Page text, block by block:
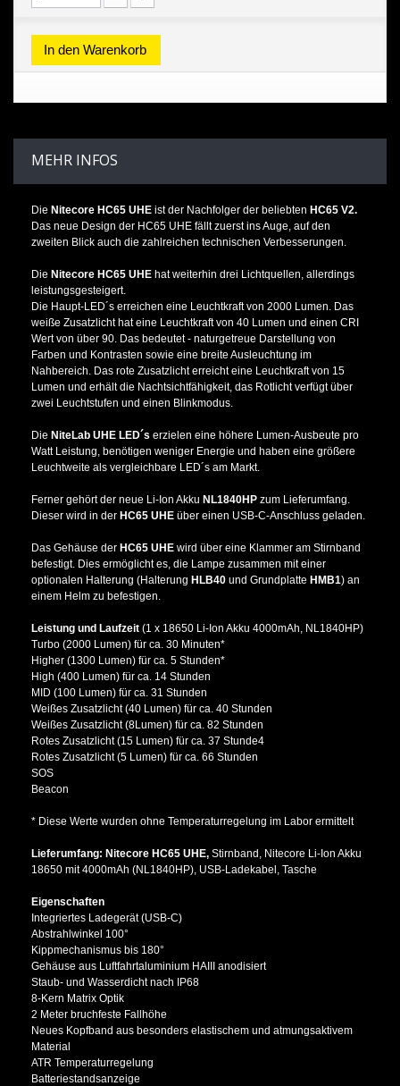
In den Warenkorb
MEHR INFOS
Die Nitecore HC65 UHE ist der Nachfolger der beliebten HC65 V2.
Das neue Design der HC65 UHE fällt zuerst ins Auge, auf den
zweiten Blick auch die zahlreichen technischen Verbesserungen.
Die Nitecore HC65 UHE hat weiterhin drei Lichtquellen, allerdings
leistungsgesteigert.
Die Haupt-LED´s erreichen eine Leuchtkraft von 2000 Lumen. Das
weiße Zusatzlicht hat eine Leuchtkraft von 40 Lumen und einen CRI
Wert von über 90. Das bedeutet - naturgetreue Darstellung von
Farben und Kontrasten sowie eine breite Ausleuchtung im
Nahbereich. Das rote Zusatzlicht erreicht eine Leuchtkraft von 15
Lumen und erhält die Nachtsichtfähigkeit, das Rotlicht verfügt über
zwei Leuchtstufen und einen Blinkmodus.
Die NiteLab UHE LED´s erzielen eine höhere Lumen-Ausbeute pro
Watt Leistung, benötigen weniger Energie und haben eine größere
Leuchtweite als vergleichbare LED´s am Markt.
Ferner gehört der neue Li-Ion Akku NL1840HP zum Lieferumfang.
Dieser wird in der HC65 UHE über einen USB-C-Anschluss geladen.
Das Gehäuse der HC65 UHE wird über eine Klammer am Stirnband
befestigt. Dies ermöglicht es, die Lampe zusammen mit einer
optionalen Halterung (Halterung HLB40 und Grundplatte HMB1) an
einem Helm zu befestigen.
Leistung und Laufzeit (1 x 18650 Li-Ion Akku 4000mAh, NL1840HP)
Turbo (2000 Lumen) für ca. 30 Minuten*
Higher (1300 Lumen) für ca. 5 Stunden*
High (400 Lumen) für ca. 14 Stunden
MID (100 Lumen) für ca. 31 Stunden
Weißes Zusatzlicht (40 Lumen) für ca. 40 Stunden
Weißes Zusatzlicht (8Lumen) für ca. 82 Stunden
Rotes Zusatzlicht (15 Lumen) für ca. 37 Stunde4
Rotes Zusatzlicht (5 Lumen) für ca. 66 Stunden
SOS
Beacon
* Diese Werte wurden ohne Temperaturregelung im Labor ermittelt
Lieferumfang: Nitecore HC65 UHE, Stirnband, Nitecore Li-Ion Akku
18650 mit 4000mAh (NL1840HP), USB-Ladekabel, Tasche
Eigenschaften
Integriertes Ladegerät (USB-C)
Abstrahlwinkel 100°
Kippmechanismus bis 180°
Gehäuse aus Luftfahrtaluminium HAIII anodisiert
Staub- und Wasserdicht nach IP68
8-Kern Matrix Optik
2 Meter bruchfeste Fallhöhe
Neues Kopfband aus besonders elastischem und atmungsaktivem
Material
ATR Temperaturregelung
Batteriestandsanzeige